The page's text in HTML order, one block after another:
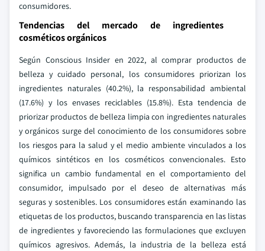
consumidores.
Tendencias del mercado de ingredientes
cosméticos orgánicos
Según Conscious Insider en 2022, al comprar productos de
belleza y cuidado personal, los consumidores priorizan los
ingredientes naturales (40.2%), la responsabilidad ambiental
(17.6%) y los envases reciclables (15.8%). Esta tendencia de
priorizar productos de belleza limpia con ingredientes naturales
y orgánicos surge del conocimiento de los consumidores sobre
los riesgos para la salud y el medio ambiente vinculados a los
químicos sintéticos en los cosméticos convencionales. Esto
significa un cambio fundamental en el comportamiento del
consumidor, impulsado por el deseo de alternativas más
seguras y sostenibles. Los consumidores están examinando las
etiquetas de los productos, buscando transparencia en las listas
de ingredientes y favoreciendo las formulaciones que excluyen
químicos agresivos. Además, la industria de la belleza está